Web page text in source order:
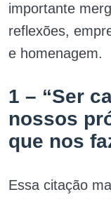
importante
reflexões,
e homenagem.
1 – “Ser
nossos
que nos
Essa citação